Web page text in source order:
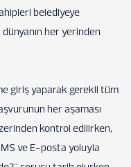
belediyeye
her yerinden
giriş yaparak gerekli tüm
her aşaması
kontrol edilirken,
ve E-posta yoluyla